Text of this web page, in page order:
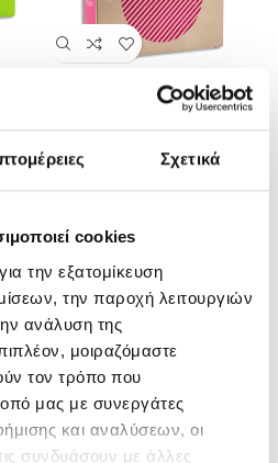
Σχετικά
cookies
την εξατομίκευση
την παροχή λειτουργιών
ανάλυση της
μοιραζόμαστε
τον τρόπο που
μας με συνεργάτες
και αναλύσεων, οι
συνδυάσουν με άλλες
Ferdiv
Σιδηροθεραπεία